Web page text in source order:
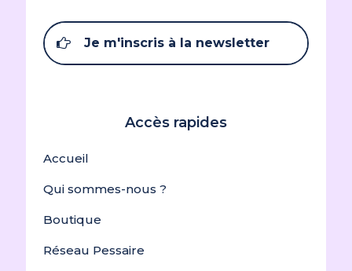
Je m'inscris à la newsletter
Accès rapides
Accueil
Qui sommes-nous ?
Boutique
Réseau Pessaire